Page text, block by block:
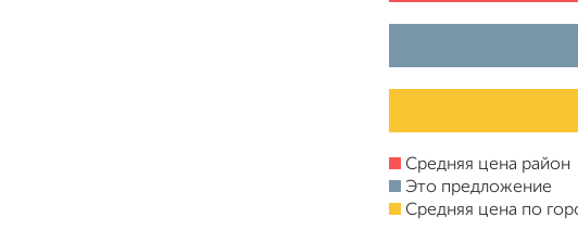
Средняя цена район
Это предложение
Средняя цена по